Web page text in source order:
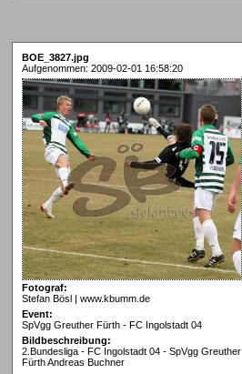
BOE_3827.jpg
Aufgenommen: 2009-02-01 16:58:20
Fotograf:
Stefan Bösl | www.kbumm.de
Event:
SpVgg Greuther Fürth - FC Ingolstadt 04
Bildbeschreibung:
2.Bundesliga - FC Ingolstadt 04 - SpVgg Greuther
Fürth Andreas Buchner